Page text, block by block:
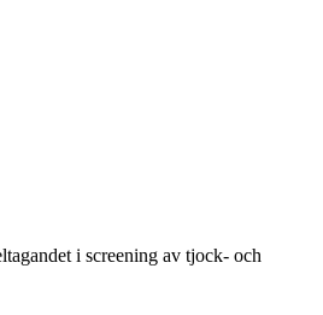
i screening av tjock- och